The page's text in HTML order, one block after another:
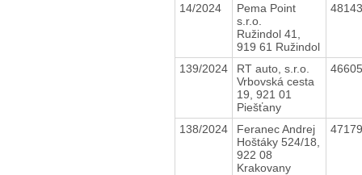
14/2024
Pema Point
s.r.o.
Ružindol 41,
919 61 Ružindol
139/2024
RT auto, s.r.o.
Vrbovská cesta
19, 921 01
Piešťany
138/2024
Feranec Andrej
Hoštáky 524/18,
922 08
Krakovany